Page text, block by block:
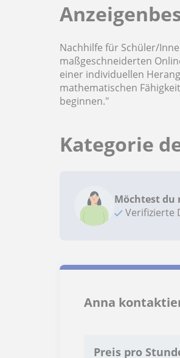
Nachhilfe für Schüler/
maßgeschneiderten
einer individuellen
mathematischen
beginnen."
Kategorie
Möchtest du
Verifizierte
Anna
Preis pro